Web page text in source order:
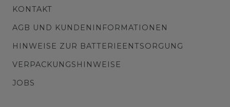
KONTAKT
AGB UND KUNDENINFORMATIONEN
HINWEISE ZUR BATTERIEENTSORGUNG
VERPACKUNGSHINWEISE
JOBS